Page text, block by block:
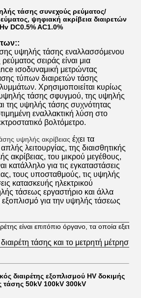
τάσης συνεχούς ρεύματος/
ψηφιακή ακρίβεια διαιρετών
Hv DC0.5% AC1.0%
υψηλής τάσης εναλλασσόμενου
σειράς είναι μια
ισοδυναμική μετρώντας
τύπων διαιρετών τάσης
Χρησιμοποιείται κυρίως
τάσης σφυγμού, της υψηλής
της υψηλής τάσης συχνότητας
εναλλακτική λύση στο
βολτόμετρο.
υψηλής ακρίβειας έχει τα
λειτουργίας, της διαισθητικής
ακρίβειας, του μικρού μεγέθους,
κατάλληλο για τις εγκαταστάσεις
τους υποσταθμούς, τις υψηλής
κατασκευής ηλεκτρικού
τάσεως εργαστήριο και άλλα
εξοπλισμό για την υψηλής τάσεως
είναι επιτόπιο όργανο, τα οποία
τάσης και το μετρητή μέτρησης
διαιρέτης εξοπλισμού HV δοκιμής
τάσης 50kV 100kV 300kV